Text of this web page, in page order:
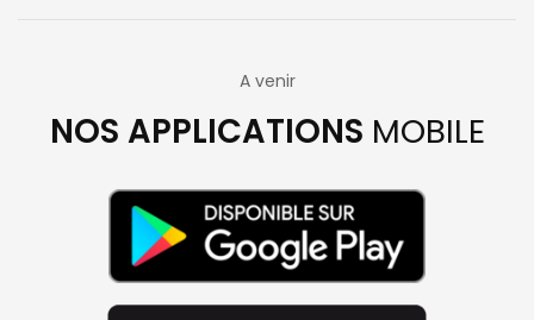
A venir
NOS APPLICATIONS MOBILE